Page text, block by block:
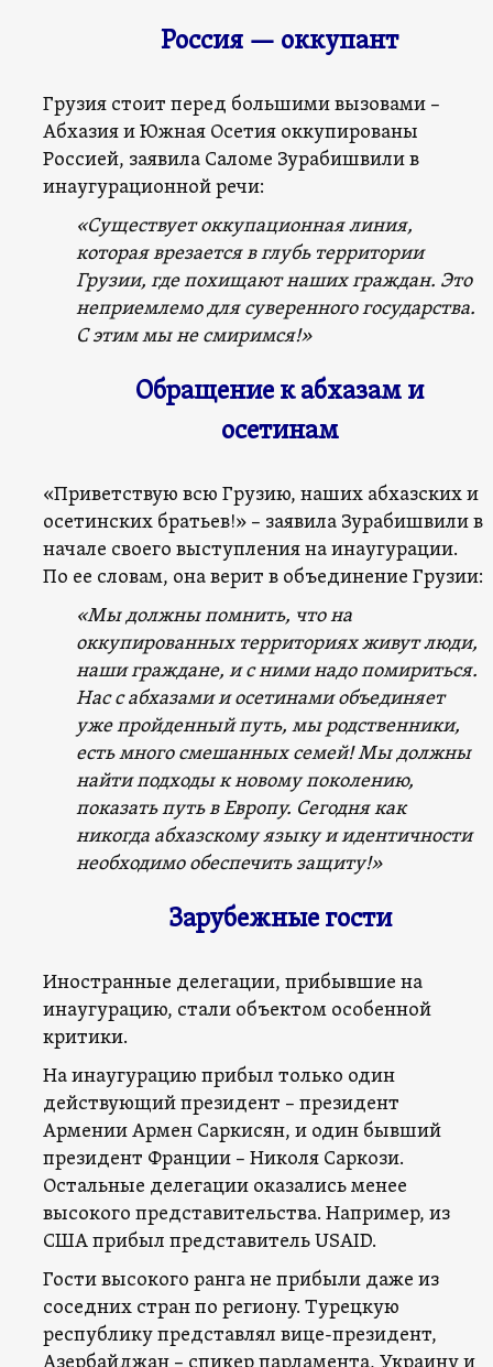
Россия — оккупант
Грузия стоит перед большими вызовами –
Абхазия и Южная Осетия оккупированы
Россией, заявила Саломе Зурабишвили в
инаугурационной речи:
«Существует оккупационная линия,
которая врезается в глубь территории
Грузии, где похищают наших граждан. Это
неприемлемо для суверенного государства.
С этим мы не смиримся!»
Обращение к абхазам и
осетинам
«Приветствую всю Грузию, наших абхазских и
осетинских братьев!» – заявила Зурабишвили в
начале своего выступления на инаугурации.
По ее словам, она верит в объединение Грузии:
«Мы должны помнить, что на
оккупированных территориях живут люди,
наши граждане, и с ними надо помириться.
Нас с абхазами и осетинами объединяет
уже пройденный путь, мы родственники,
есть много смешанных семей! Мы должны
найти подходы к новому поколению,
показать путь в Европу. Сегодня как
никогда абхазскому языку и идентичности
необходимо обеспечить защиту!»
Зарубежные гости
Иностранные делегации, прибывшие на
инаугурацию, стали объектом особенной
критики.
На инаугурацию прибыл только один
действующий президент – президент
Армении Армен Саркисян, и один бывший
президент Франции – Николя Саркози.
Остальные делегации оказались менее
высокого представительства. Например, из
США прибыл представитель USAID.
Гости высокого ранга не прибыли даже из
соседних стран по региону. Турецкую
республику представлял вице-президент,